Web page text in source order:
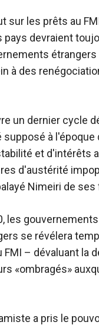
sur les prêts au
pays devraient
à des
un dernier cycle
supposé à
et d'intérêts
d'austérité
Nimeiri de
les
se révélera
– dévaluant la
«ombragés»
a pris le